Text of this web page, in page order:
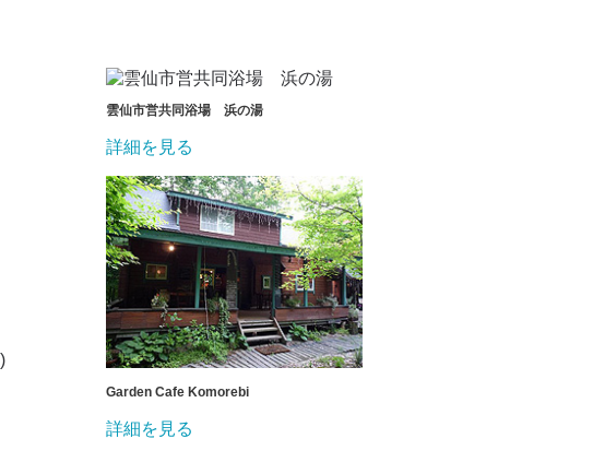
雲仙市営共同浴場 浜の湯
詳細を見る
Garden Cafe Komorebi
詳細を見る